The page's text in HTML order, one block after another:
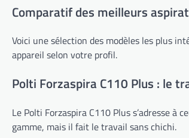
Comparatif des meilleurs
Voici une sélection des modèles les plus
appareil selon votre profil.
Polti Forzaspira C110 Plus : le
Le Polti Forzaspira C110 Plus s’adresse
gamme, mais il fait le travail sans chichi.